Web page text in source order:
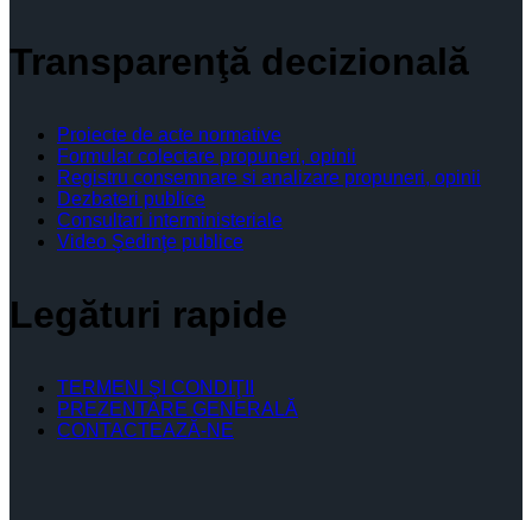
Transparenţă decizională
Proiecte de acte normative
Formular colectare propuneri, opinii
Registru consemnare si analizare propuneri, opinii
Dezbateri publice
Consultari interministeriale
Video Şedinţe publice
Legături rapide
TERMENI ŞI CONDIŢII
PREZENTARE GENERALĂ
CONTACTEAZĂ-NE